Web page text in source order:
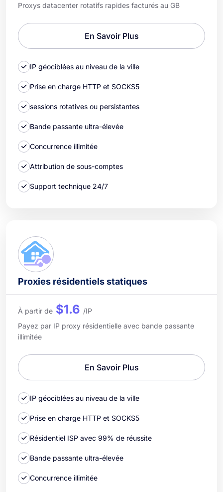
Proxys datacenter rotatifs rapides facturés au GB
En Savoir Plus
IP géociblées au niveau de la ville
Prise en charge HTTP et SOCKS5
sessions rotatives ou persistantes
Bande passante ultra-élevée
Concurrence illimitée
Attribution de sous-comptes
Support technique 24/7
Proxies résidentiels statiques
À partir de $1.6 /IP
Payez par IP proxy résidentielle avec bande passante
illimitée
En Savoir Plus
IP géociblées au niveau de la ville
Prise en charge HTTP et SOCKS5
Résidentiel ISP avec 99% de réussite
Bande passante ultra-élevée
Concurrence illimitée